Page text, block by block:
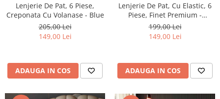
Lenjerie De Pat, 6 Piese,
Creponata Cu Volanase - Blue
205,00 Lei
149,00 Lei
ADAUGA IN COS
Lenjerie De Pat, Cu Elastic, 6
Piese, Finet Premium -
LPBF6PE10
199,00 Lei
149,00 Lei
ADAUGA IN COS